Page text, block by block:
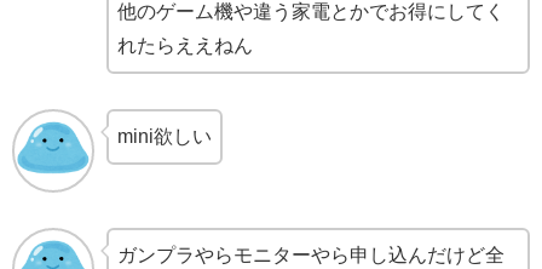
他のゲーム機や違う家電とかでお得にしてく
れたらええねん
mini欲しい
ガンプラやらモニターやら申し込んだけど全